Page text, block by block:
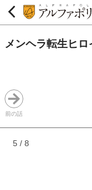
メンヘラ転生ヒ
前の話
5 / 8